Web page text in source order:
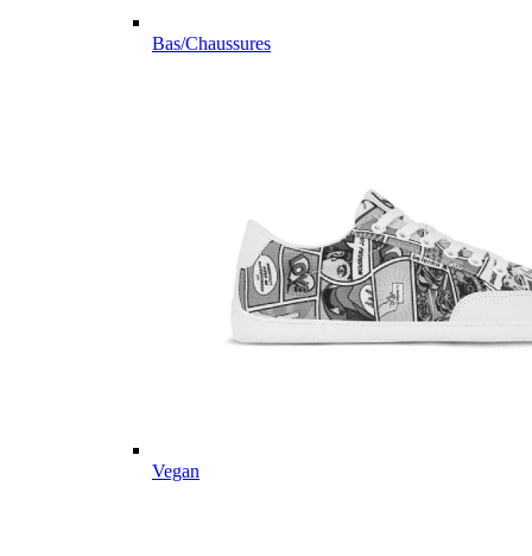
Bas/Chaussures
Vegan